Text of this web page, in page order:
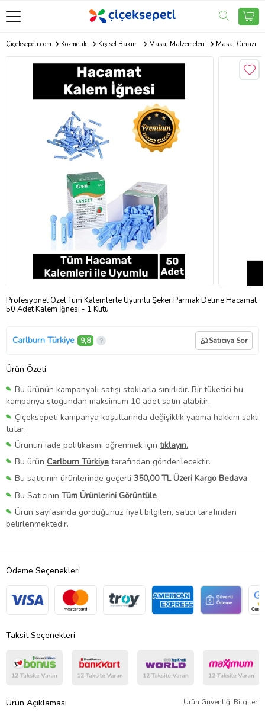
Çiçeksepeti.com Kozmetik Kişisel Bakım Masaj Malzemeleri Masaj Cihazı
Profesyonel Özel Tüm Kalemlerle Uyumlu Şeker Parmak Delme Hacamat
50 Adet Kalem İğnesi - 1 Kutu
Carlburn Türkiye 9,8 Satıcıya Sor
Ürün Özeti
Bu ürünün kampanyalı satışı stoklarla sınırlıdır. Bir tüketici bu
kampanya stoğundan maksimum 10 adet satın alabilir.
Çiçeksepeti kampanya koşullarında değişiklik yapma hakkını saklı
tutar.
Ürünün iade politikasını öğrenmek için tıklayın.
Bu ürün Carlburn Türkiye tarafından gönderilecektir.
Bu satıcının ürünlerinde geçerli 350,00 TL Üzeri Kargo Bedava
Bu Satıcının Tüm Ürünlerini Görüntüle
Ürün sayfasında gördüğünüz fiyat bilgileri, satıcı tarafından
belirlenmektedir.
Ödeme Seçenekleri
Taksit Seçenekleri
Ürün Açıklaması Ürün Güvenliği Bilgileri